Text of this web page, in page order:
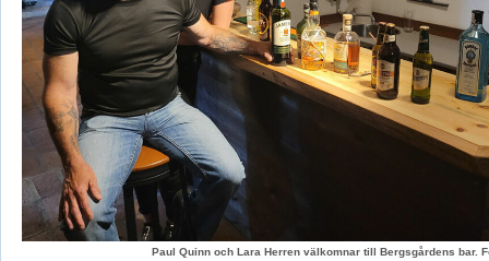
Paul Quinn och Lara Herren välkomnar till Bergsgårdens bar.